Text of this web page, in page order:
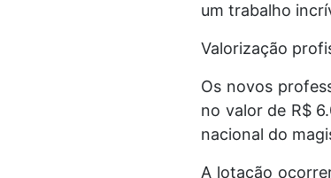
um trabalho
Valorização
Os novos
no valor de R$
nacional do
A lotação